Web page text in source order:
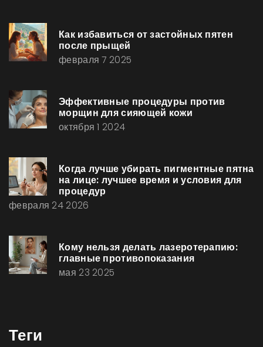
Как избавиться от застойных пятен
после прыщей
февраля 7 2025
Эффективные процедуры против
морщин для сияющей кожи
октября 1 2024
Когда лучше убирать пигментные пятна
на лице: лучшее время и условия для
процедур
февраля 24 2026
Кому нельзя делать лазеротерапию:
главные противопоказания
мая 23 2025
Теги